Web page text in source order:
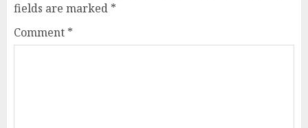
fields are marked *
Comment *